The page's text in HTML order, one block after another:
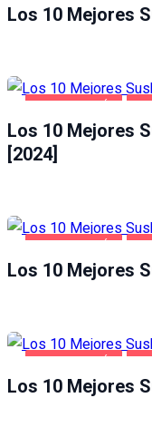
Los 10 Mejores
GASTRONOMÍA
Los 10 Mejores
[2024]
GASTRONOMÍA
Los 10 Mejores
GASTRONOMÍA
Los 10 Mejores